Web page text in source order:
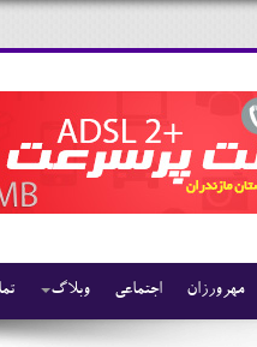
وبلاگ اجتماعی مهرورزان